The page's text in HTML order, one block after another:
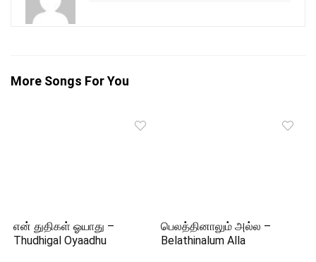
More Songs For You
என் துதிகள் ஓயாது –
Thudhigal Oyaadhu
பெலத்தினாலும் அல்ல –
Belathinalum Alla